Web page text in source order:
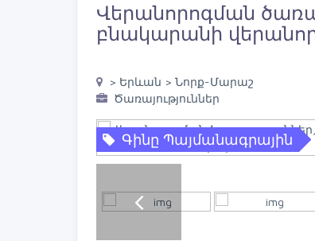
Վերանորոգման
բնակարանի
> Երևան > Նորք-Մարաշ
Ծառայություններ
Գինը Պայմանագրային